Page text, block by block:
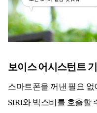
보이스 어시스턴트
스마트폰을 꺼낸 필요
SIRI와 빅스비를 호출할